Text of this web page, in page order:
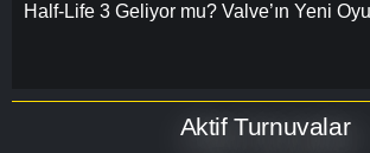
Half-Life 3 Geliyor mu? Valve’ın Yeni
Aktif Turnuvalar